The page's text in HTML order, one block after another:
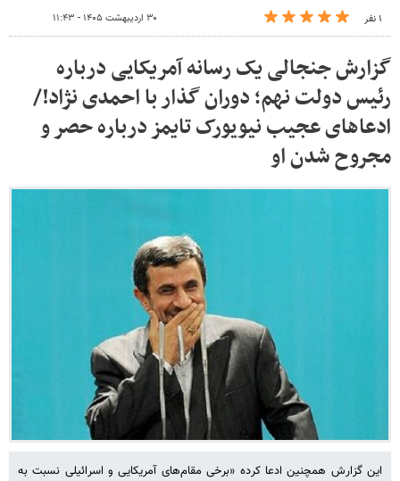
۱ نفر ۳۰ اردیبهشت ۱۴۰۵ - ۱۱:۴۳
گزارش جنجالی یک رسانه آمریکایی درباره
رئیس دولت نهم؛ دوران گذار با احمدی نژاد!/
ادعاهای عجیب نیویورک تایمز درباره حصر و
مجروح شدن او
این گزارش همچنین ادعا کرده «برخی مقام‌های آمریکایی و اسرائیلی نسبت به